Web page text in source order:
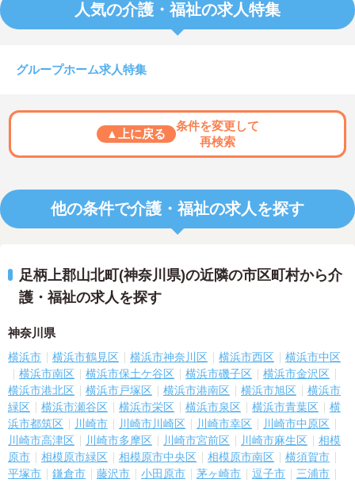
人気の介護・福祉の求人特集
グループホーム求人特集
▲上に戻る
条件を変更して
再検索
他の条件で介護・福祉の求人を探す
足柄上郡山北町(神奈川県)の近隣の市区町村から介
護・福祉の求人を探す
神奈川県
横浜市 横浜市鶴見区 横浜市神奈川区 横浜市西区
横浜市中区
横浜市南区
横浜市保土ケ谷区 横浜市磯子区
横浜市金沢区
横浜市港北区
横浜市戸塚区 横浜市港南区 横浜市旭区
横浜市
緑区
横浜市瀬谷区 横浜市栄区 横浜市泉区 横浜市青葉区
横
浜市都筑区
川崎市 川崎市川崎区 川崎市幸区
川崎市中原区
川崎市高津区
川崎市多摩区 川崎市宮前区 川崎市麻生区
相模
原市
相模原市緑区 相模原市中央区 相模原市南区
横須賀市
平塚市
鎌倉市 藤沢市 小田原市 茅ヶ崎市 逗子市
三浦市